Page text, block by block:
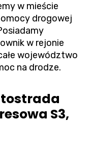
w mieście
drogowej
w rejonie
województwo
na drodze.
S3,